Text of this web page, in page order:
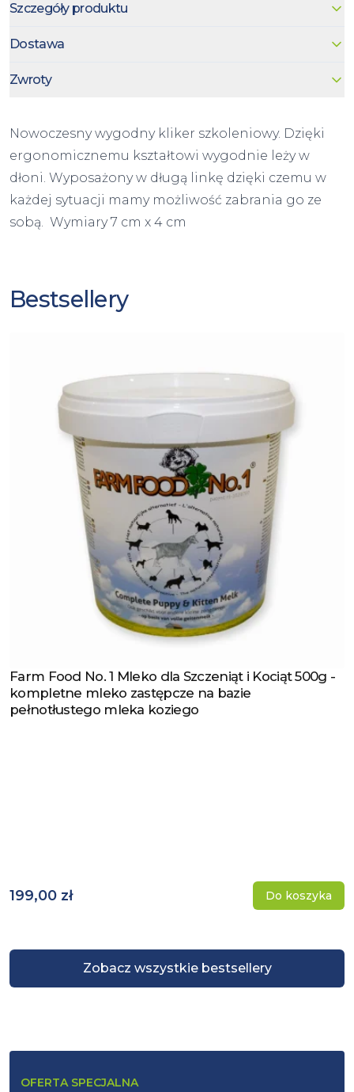
Szczegóły produktu
Dostawa
Zwroty
Nowoczesny wygodny kliker szkoleniowy. Dzięki
ergonomicznemu kształtowi wygodnie leży w
dłoni. Wyposażony w długą linkę dzięki czemu w
każdej sytuacji mamy możliwość zabrania go ze
sobą. Wymiary 7 cm x 4 cm
Bestsellery
Zobacz wszystkie bestsellery
Zobacz produkt
Farm Food No. 1 Mleko dla Szczeniąt i Kociąt 500g -
kompletne mleko zastępcze na bazie
pełnotłustego mleka koziego
199,00 zł Do koszyka
OFERTA SPECJALNA